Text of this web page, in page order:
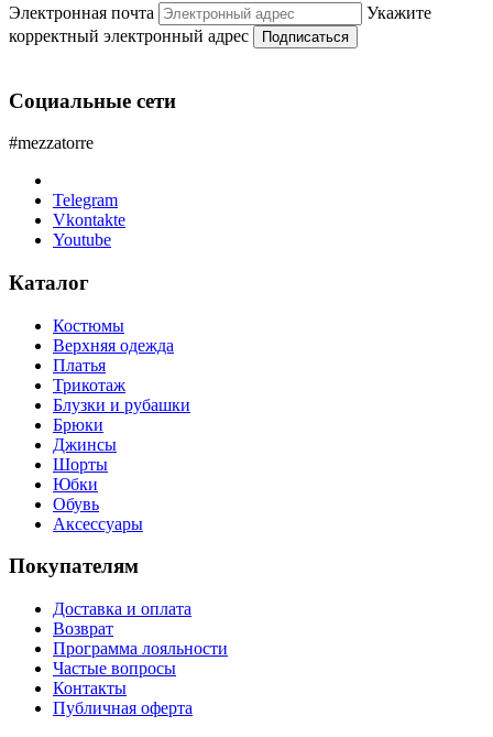
Электронная почта
Укажите
корректный электронный адрес
Подписаться
Социальные сети
#mezzatorre
Telegram
Vkontakte
Youtube
Каталог
Костюмы
Верхняя одежда
Платья
Трикотаж
Блузки и рубашки
Брюки
Джинсы
Шорты
Юбки
Обувь
Аксессуары
Покупателям
Доставка и оплата
Возврат
Программа лояльности
Частые вопросы
Контакты
Публичная оферта